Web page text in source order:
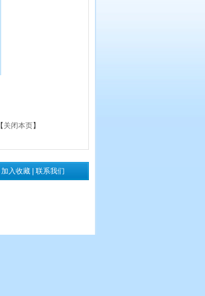
【 关闭本页】
加入收藏 联系我们